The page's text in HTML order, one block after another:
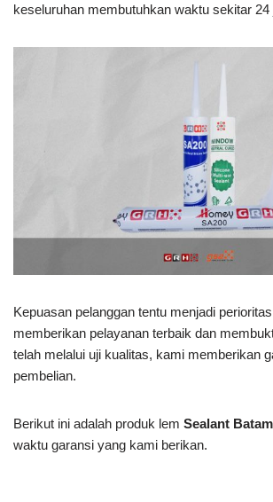
keseluruhan membutuhkan waktu sekitar 24
Kepuasan pelanggan tentu menjadi
memberikan pelayanan terbaik dan
telah melalui uji kualitas, kami memberikan
pembelian.
Berikut ini adalah produk lem Sealant Batam
waktu garansi yang kami berikan.